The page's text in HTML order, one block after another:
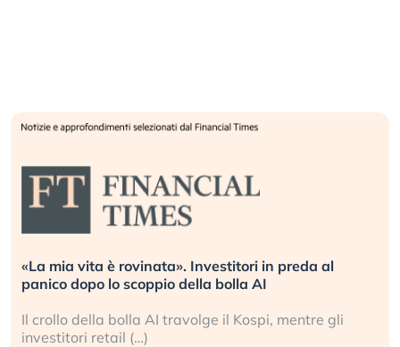
«La mia vita è rovinata». Investitori in preda al
panico dopo lo scoppio della bolla AI
Il crollo della bolla AI travolge il Kospi, mentre gli
investitori retail (…)